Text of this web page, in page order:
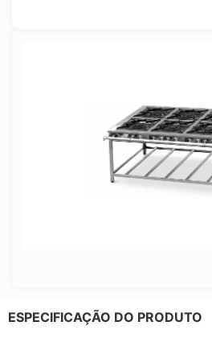
ESPECIFICAÇÃO DO PRODUTO